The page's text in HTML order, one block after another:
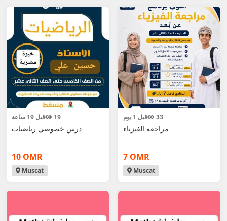
قبل 19 ساعة 19
درس خصوصي رياضيات
10 OMR
Muscat
قبل 1 يوم 33
مراجعة الفيزياء
7 OMR
Muscat